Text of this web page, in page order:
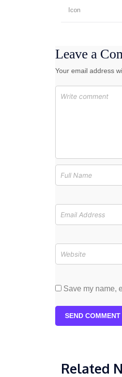
Leave a
Your email address
Save my name,
SEND COMMENT
Related